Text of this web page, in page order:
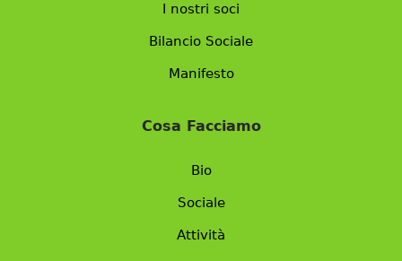
I nostri soci
Bilancio Sociale
Manifesto
Cosa Facciamo
Bio
Sociale
Attività